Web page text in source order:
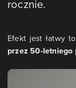
rocznie.
Efekt jest łatwy
przez 50-letniego